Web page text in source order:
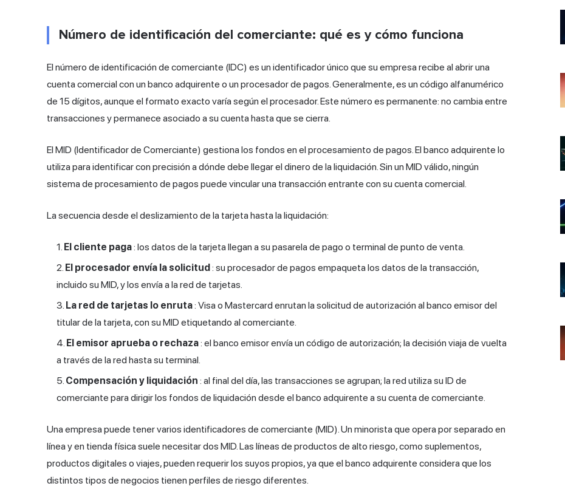
Número de identificación del comerciante: qué es y cómo funciona
El número de identificación de comerciante (IDC) es un identificador único que su empresa recibe al abrir una
cuenta comercial con un banco adquirente o un procesador de pagos. Generalmente, es un código alfanumérico
de 15 dígitos, aunque el formato exacto varía según el procesador. Este número es permanente: no cambia entre
transacciones y permanece asociado a su cuenta hasta que se cierra.
El MID (Identificador de Comerciante) gestiona los fondos en el procesamiento de pagos. El banco adquirente lo
utiliza para identificar con precisión a dónde debe llegar el dinero de la liquidación. Sin un MID válido, ningún
sistema de procesamiento de pagos puede vincular una transacción entrante con su cuenta comercial.
La secuencia desde el deslizamiento de la tarjeta hasta la liquidación:
El cliente paga: los datos de la tarjeta llegan a su pasarela de pago o terminal de punto de venta.
El procesador envía la solicitud: su procesador de pagos empaqueta los datos de la transacción,
incluido su MID, y los envía a la red de tarjetas.
La red de tarjetas lo enruta: Visa o Mastercard enrutan la solicitud de autorización al banco emisor del
titular de la tarjeta, con su MID etiquetando al comerciante.
El emisor aprueba o rechaza: el banco emisor envía un código de autorización; la decisión viaja de vuelta
a través de la red hasta su terminal.
Compensación y liquidación : al final del día, las transacciones se agrupan; la red utiliza su ID de
comerciante para dirigir los fondos de liquidación desde el banco adquirente a su cuenta de comerciante.
Una empresa puede tener varios identificadores de comerciante (MID). Un minorista que opera por separado en
línea y en tienda física suele necesitar dos MID. Las líneas de productos de alto riesgo, como suplementos,
productos digitales o viajes, pueden requerir los suyos propios, ya que el banco adquirente considera que los
distintos tipos de negocios tienen perfiles de riesgo diferentes.